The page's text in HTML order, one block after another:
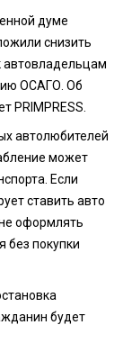
думе
снизить
автовладельцам
ОСАГО. Об
PRIMPRESS.
автолюбителей
может
Если
ставить авто
оформлять
без покупки
будет